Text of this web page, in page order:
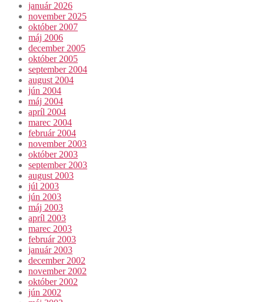
január 2026
november 2025
október 2007
máj 2006
december 2005
október 2005
september 2004
august 2004
jún 2004
máj 2004
apríl 2004
marec 2004
február 2004
november 2003
október 2003
september 2003
august 2003
júl 2003
jún 2003
máj 2003
apríl 2003
marec 2003
február 2003
január 2003
december 2002
november 2002
október 2002
jún 2002